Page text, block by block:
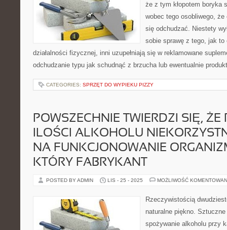
że z tym kłopotem boryka
wobec tego osobliwego,
się odchudzać. Niestety
sobie sprawę z tego, jak
działalności fizycznej, inni uzupełniają się w reklamowane
odchudzanie typu jak schudnąć z brzucha lub ewentualnie
CATEGORIES: SPRZĘT DO WYPIEKU PIZZY
POWSZECHNIE TWIERDZI SIĘ, ŻE
ILOŚCI ALKOHOLU
NA FUNKCJONOWANIE
KTÓRY FABRYKANT
POSTED BY ADMIN LIS - 25 - 2025 MOŻLIWOŚĆ
Rzeczywistością
naturalne piękno.
spożywanie alkoholu przy